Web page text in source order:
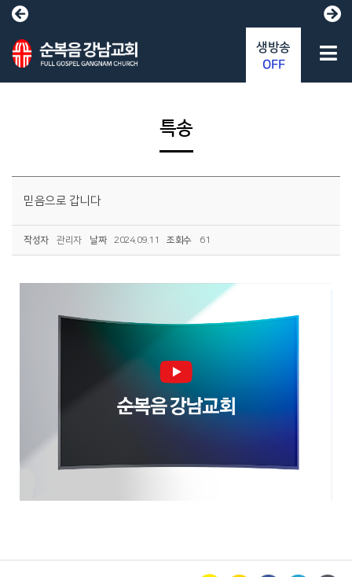
특송
믿음으로 갑니다
작성자 관리자 날짜 2024.09.11 조회수 61
생방송
OFF